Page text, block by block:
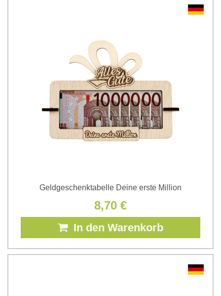
Geldgeschenktabelle Deine erste Million
8,70 €
In den Warenkorb